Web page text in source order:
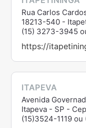
Rua Carlos
18213-540 -
(15) 3273-3945
https://
ITAPEVA
Avenida
Itapeva - SP -
(15)3524-1119